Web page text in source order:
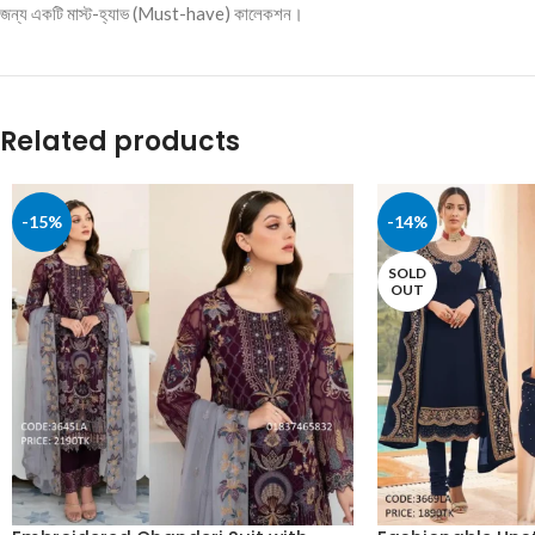
জন্য একটি মাস্ট-হ্যাভ (Must-have) কালেকশন।
Related products
-15% -14%
SOLD
OUT